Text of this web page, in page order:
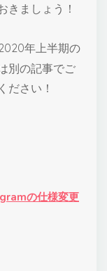
きましょう！
年上半期の
別の記事でご
ださい！
の仕様変更